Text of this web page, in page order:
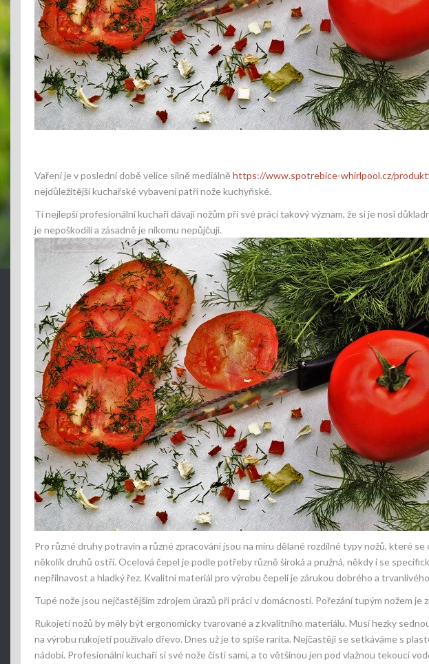
Vaření je v poslední době velice silně mediálně https://www.spotrebice-whirlpool.cz/
nejdůležitější kuchařské vybavení patřínože kuchyňské.
Ti nejlepší profesionální kuchaři dávají nožům při své práci takový význam, že si je nosí
je nepoškodili a zásadně je nikomu nepůjčují.
Pro různé druhy potravin a různé zpracování jsou na míru dělané rozdílné typy nožů, které
několik druhů ostří. Ocelová čepel je podle potřeby různě široká a pružná, někdy i se
nepřilnavost a hladký řez. Kvalitní materiál pro výrobu čepelí je zárukou dobrého a
Tupé nože jsou nejčastějším zdrojem úrazů při práci v domácnosti. Pořezání tupým nožem je
Rukojeti nožů by měly být ergonomicky tvarované a z kvalitního materiálu. Musí hezky
na výrobu rukojetí používalo dřevo. Dnes už je to spíše rarita. Nejčastěji se setkáváme s
nádobí. Profesionální kuchaři si své nože čistí sami, a to většinou jen pod vlažnou tekoucí